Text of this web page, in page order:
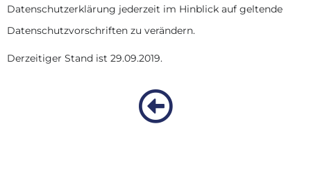
Datenschutzerklärung jederzeit im Hinblick auf geltende
Datenschutzvorschriften zu verändern.
Derzeitiger Stand ist 29.09.2019.